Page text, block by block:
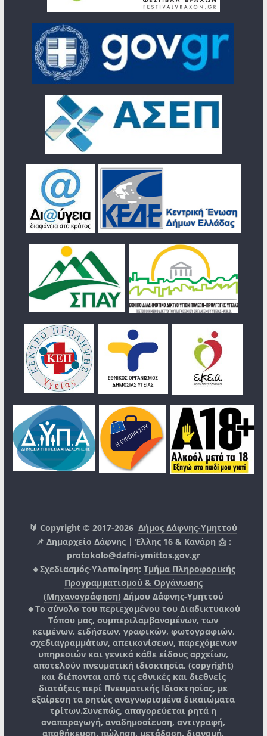
🔰 Copyright © 2017-2026Δήμος Δάφνης-Υμηττού
📌 Δημαρχείο Δάφνης | Έλλης 16 & Κανάρη 📩 :
protokolo@dafni-ymittos.gov.gr
🔹Σχεδιασμός-Υλοποίηση: Τμήμα Πληροφορικής
Προγραμματισμού & Οργάνωσης
(Μηχανογράφηση) Δήμου Δάφνης-Υμηττού
🔸Το σύνολο του περιεχομένου του Διαδικτυακού
Τόπου μας, συμπεριλαμβανομένων, των
κειμένων, ειδήσεων, γραφικών, φωτογραφιών,
σχεδιαγραμμάτων, απεικονίσεων, παρεχόμενων
υπηρεσιών και γενικά κάθε είδους αρχείων,
αποτελούν πνευματική ιδιοκτησία, (copyright)
και διέπονται από τις εθνικές και διεθνείς
διατάξεις περί Πνευματικής Ιδιοκτησίας, με
εξαίρεση τα ρητώς αναγνωρισμένα δικαιώματα
τρίτων.Συνεπώς, απαγορεύεται ρητά η
αναπαραγωγή, αναδημοσίευση, αντιγραφή,
αποθήκευση, πώληση, μετάδοση, διανομή,